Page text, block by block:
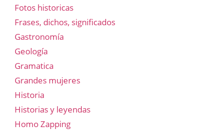
Fotos historicas
Frases, dichos, significados
Gastronomía
Geología
Gramatica
Grandes mujeres
Historia
Historias y leyendas
Homo Zapping